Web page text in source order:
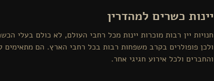
יינות כשרים למהדרין
חנויות יין רבות מוכרות יינות מכל רחבי העולם, לא כולם בעלי
ולכן פופולרים בקרב משפחות רבות בכל רחבי הארץ. הם
והחברים ולכל אירוע חגיגי אחר.